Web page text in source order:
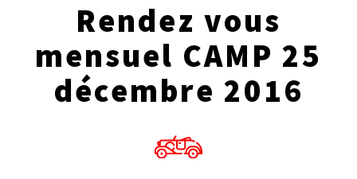
Rendez vous
mensuel CAMP 25
décembre 2016